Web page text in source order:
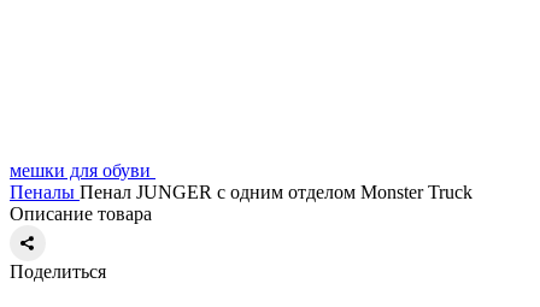
мешки для обуви
Пеналы Пенал JUNGER c одним отделом Monster Truck
Описание товара
Поделиться